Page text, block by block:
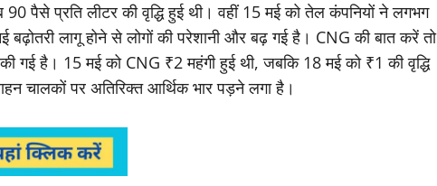
पैसे प्रति लीटर की वृद्धि हुई थी। वहीं 15 मई को तेल कंपनियों ने लगभग
लागू होने से लोगों की परेशानी और बढ़ गई है। CNG की बात करें तो
की गई है। 15 मई को CNG ₹2 महंगी हुई थी, जबकि 18 मई को ₹1 की वृद्धि
चालकों पर अतिरिक्त आर्थिक भार पड़ने लगा है।